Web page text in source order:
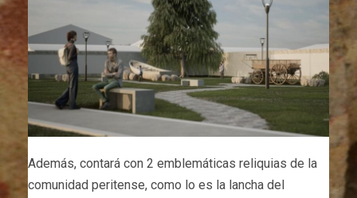
Además, contará con 2 emblemáticas reliquias de la
comunidad peritense, como lo es la lancha del